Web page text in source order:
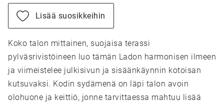
Lisää suosikkeihin
Koko talon mittainen, suojaisa terassi
pylväsrivistöineen luo tämän Ladon harmonisen ilmeen
ja viimeistelee julkisivun ja sisäänkäynnin kotoisan
kutsuvaksi. Kodin sydämenä on läpi talon avoin
olohuone ja keittiö, jonne tarvittaessa mahtuu lisää